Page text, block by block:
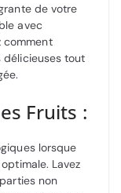
de votre
avec
comment
délicieuses tout
Fruits :
lorsque
Lavez
non